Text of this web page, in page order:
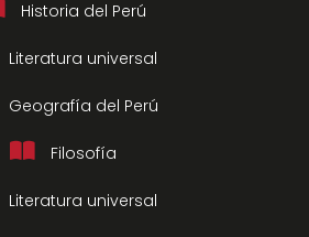
Historia del Perú
Literatura universal
Geografía del Perú
Filosofía
Literatura universal